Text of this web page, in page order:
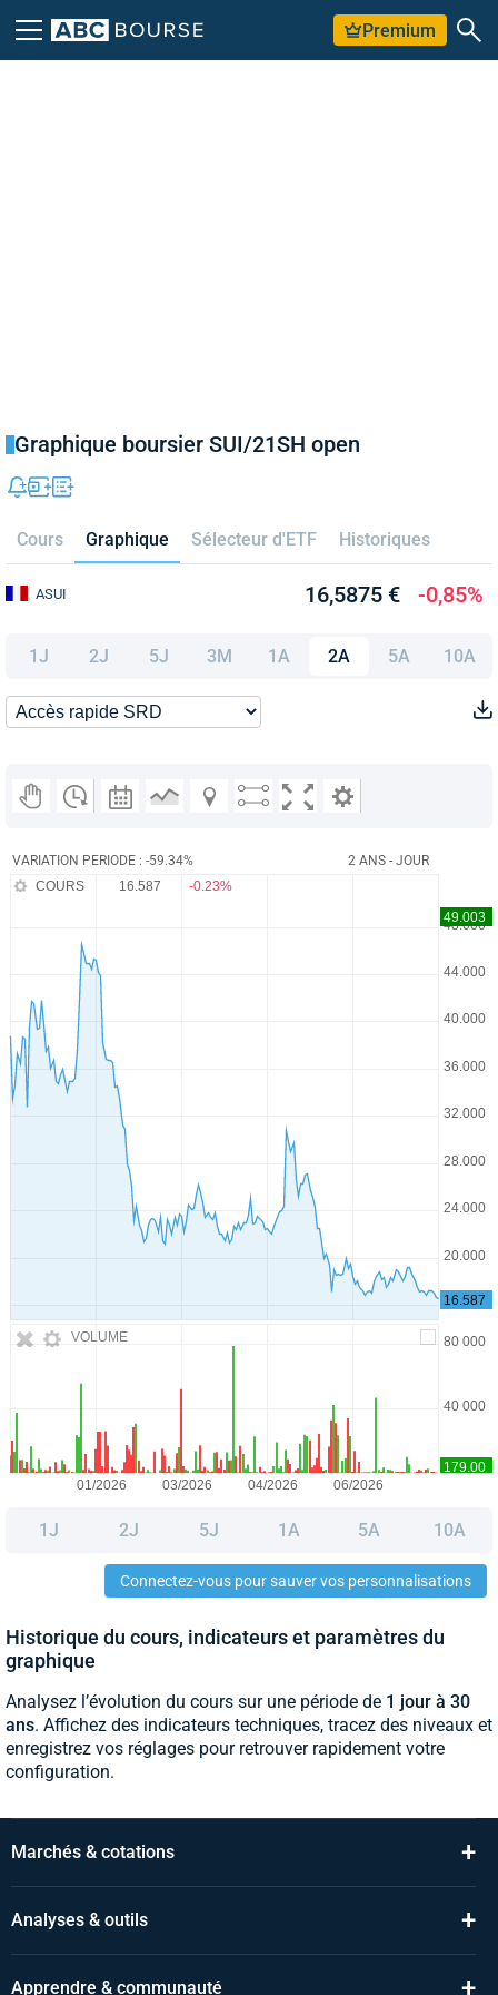
Premium
Graphique boursier SUI/21SH open
Cours Graphique Sélecteur d'ETF Historiques
ASUI 16,5875 € -0,85%
1J 2J 5J 3M 1A 2A 5A 10A
VARIATION PERIODE : -59.34% 2 ANS - JOUR
VOLUME
COURS 16.587 -0.23%
1J 2J 5J 1A 5A 10A
Connectez-vous pour sauver vos personnalisations
Historique du cours, indicateurs et paramètres du
graphique
Analysez l’évolution du cours sur une période de 1 jour à 30
ans. Affichez des indicateurs techniques, tracez des niveaux et
enregistrez vos réglages pour retrouver rapidement votre
configuration.
Marchés & cotations +
Analyses & outils +
Apprendre & communauté +